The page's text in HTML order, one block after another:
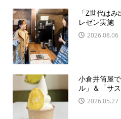
「Z世代は
レゼン実施
2026.08.06
小倉井筒屋
ル」＆「サ
2026.05.27